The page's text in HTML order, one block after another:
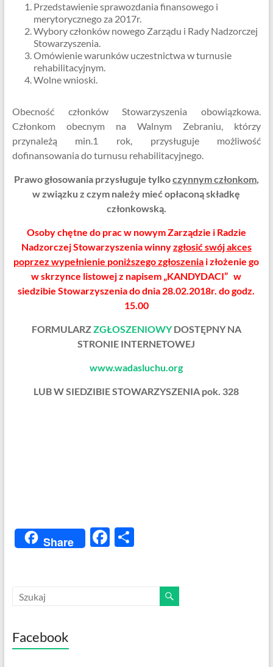
Przedstawienie sprawozdania finansowego i
merytorycznego za 2017r.
Wybory członków nowego Zarządu i Rady Nadzorczej
Stowarzyszenia.
Omówienie warunków uczestnictwa w turnusie
rehabilitacyjnym.
Wolne wnioski.
Obecność członków Stowarzyszenia obowiązkowa.
Członkom obecnym na Walnym Zebraniu, którzy
przynależą min.1 rok, przysługuje możliwość
dofinansowania do turnusu rehabilitacyjnego.
Prawo głosowania przysługuje tylkoczynnym członkom,
w związku z czym należy mieć opłaconą składkę
członkowską.
Osoby chętne do prac w nowym Zarządzie i Radzie
Nadzorczej Stowarzyszenia winnyzgłosić swój akces
poprzez wypełnienie poniższego zgłoszenia i złożenie go
w skrzynce listowej z napisem „KANDYDACI” w
siedzibie Stowarzyszenia do dnia 28.02.2018r. do godz.
15.00
FORMULARZZGŁOSZENIOWYDOSTĘPNY NA
STRONIE INTERNETOWEJ
www.wadasluchu.org
LUB W SIEDZIBIE STOWARZYSZENIA pok. 328
Share
F S
Facebook